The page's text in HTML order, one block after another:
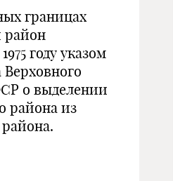
границах
район
году указом
о выделении
района из